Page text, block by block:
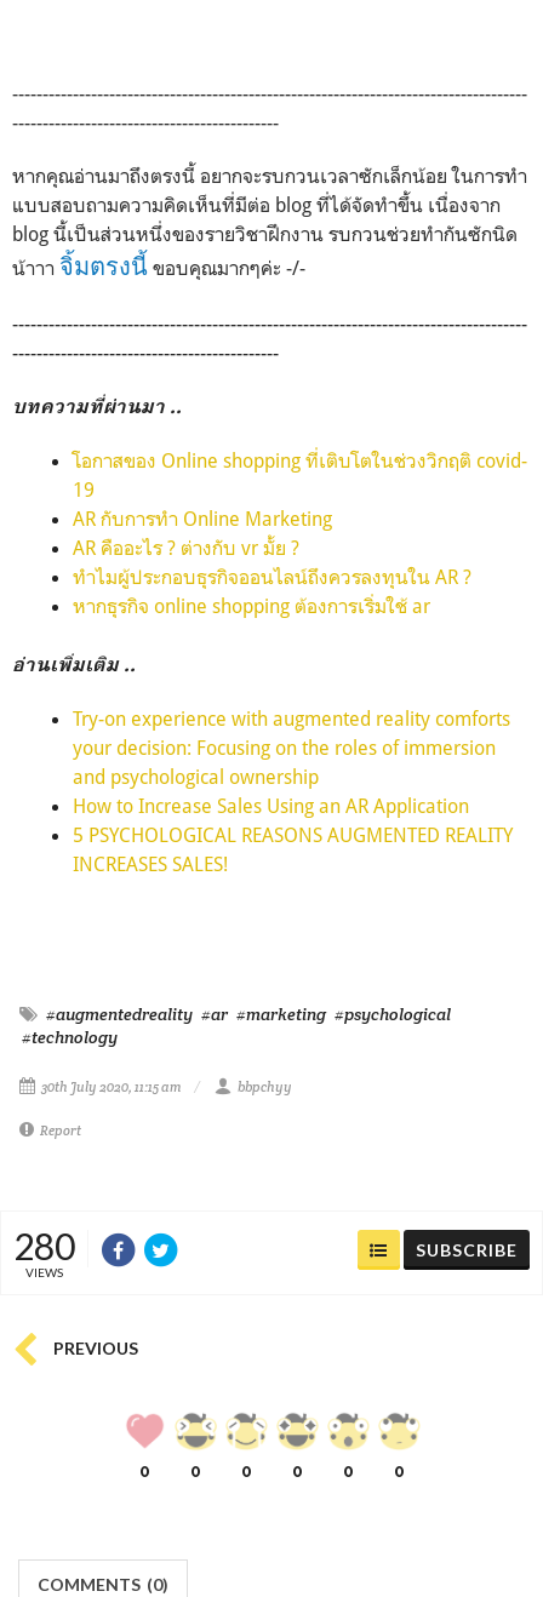
-------------------------------------------------------------------------------------
--------------------------------------------
หากคุณอ่านมาถึงตรงนี้ อยากจะรบกวนเวลาซักเล็กน้อย ในการทำ
แบบสอบถามความคิดเห็นที่มีต่อ blog ที่ได้จัดทำขึ้น เนื่องจาก
blog นี้เป็นส่วนหนึ่งของรายวิชาฝึกงาน รบกวนช่วยทำกันซักนิด
น้าาา จิ้มตรงนี้ ขอบคุณมากๆค่ะ -/-
-------------------------------------------------------------------------------------
--------------------------------------------
บทความที่ผ่านมา ..
โอกาสของ Online shopping ที่เติบโตในช่วงวิกฤติ covid-
19
AR กับการทำ Online Marketing
AR คืออะไร ? ต่างกับ vr มั้ย ?
ทำไมผู้ประกอบธุรกิจออนไลน์ถึงควรลงทุนใน AR ?
หากธุรกิจ online shopping ต้องการเริ่มใช้ ar
อ่านเพิ่มเติม ..
Try-on experience with augmented reality comforts
your decision: Focusing on the roles of immersion
and psychological ownership
How to Increase Sales Using an AR Application
5 PSYCHOLOGICAL REASONS AUGMENTED REALITY
INCREASES SALES!
#augmentedreality #ar #marketing #psychological
#technology
30th July 2020, 11:15 am bbpchyy
Report
280
VIEWS
SUBSCRIBE
PREVIOUS
0 0 0 0 0 0
COMMENTS (0)